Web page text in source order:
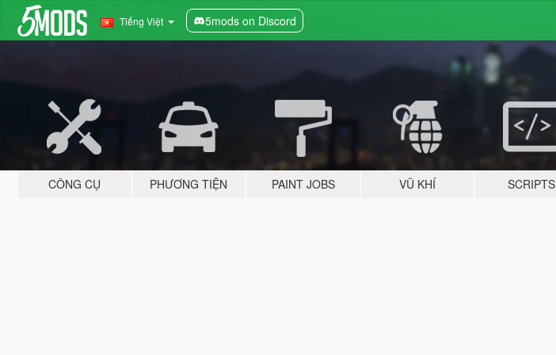
Tiếng Việt 5mods on Discord
CÔNG CỤ PHƯƠNG TIỆN PAINT JOBS VŨ KHÍ SCRIPTS